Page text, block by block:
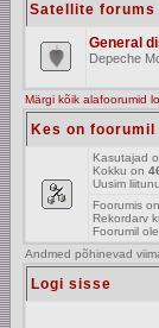
Satellite forums
General
Depeche
Märgi kõik alafoorumid
Kes on foorumil
Kasutajad
Kokku on
Uusim
Foorumis
Rekordarv
Foorumil
Andmed põhinevad
Logi sisse